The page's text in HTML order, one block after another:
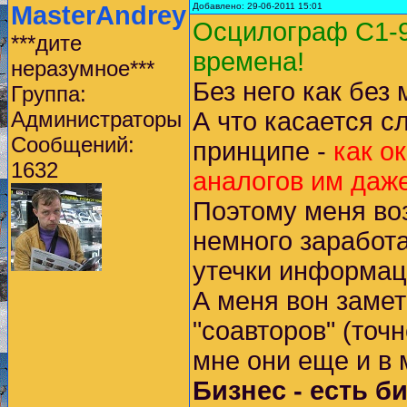
MasterAndrey
***дите
неразумное***
Группа:
Администраторы
Сообщений:
1632
Добавлено: 29-06-2011 15:01
Осцилограф С1-
времена!
Без него как без
А что касается
принципе - как
аналогов им
Поэтому меня
немного
утечки
А меня вон
"соавторов"
мне они еще и в
Бизнес - есть